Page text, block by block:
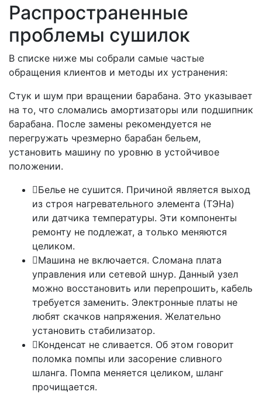
Распространенные
проблемы сушилок
В списке ниже мы собрали самые частые
обращения клиентов и методы их устранения:
Стук и шум при вращении барабана. Это указывает
на то, что сломались амортизаторы или подшипник
барабана. После замены рекомендуется не
перегружать чрезмерно барабан бельем,
установить машину по уровню в устойчивое
положении.
Белье не сушится. Причиной является выход
из строя нагревательного элемента (ТЭНа)
или датчика температуры. Эти компоненты
ремонту не подлежат, а только меняются
целиком.
Машина не включается. Сломана плата
управления или сетевой шнур. Данный узел
можно восстановить или перепрошить, кабель
требуется заменить. Электронные платы не
любят скачков напряжения. Желательно
установить стабилизатор.
Конденсат не сливается. Об этом говорит
поломка помпы или засорение сливного
шланга. Помпа меняется целиком, шланг
прочищается.